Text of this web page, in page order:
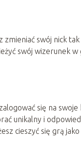
swój nick
swój wizerunek
się na
unikalny i
cieszyć się grą